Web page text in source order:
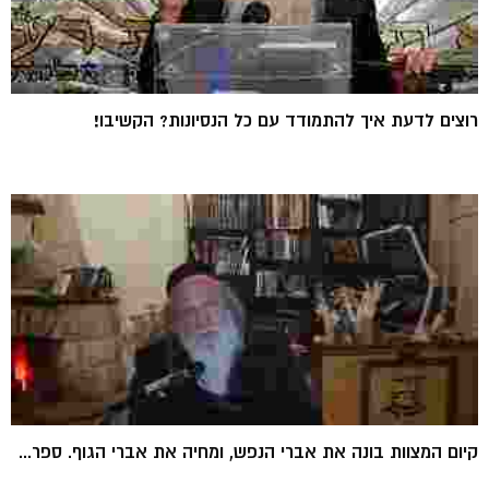
רוצים לדעת איך להתמודד עם כל הנסיונות? הקשיבו!
קיום המצוות בונה את אברי הנפש, ומחיה את אברי הגוף. ספר...